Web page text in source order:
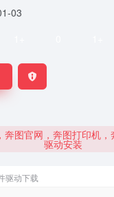
03
奔图官网，奔图打印机
驱动安装
驱动下载